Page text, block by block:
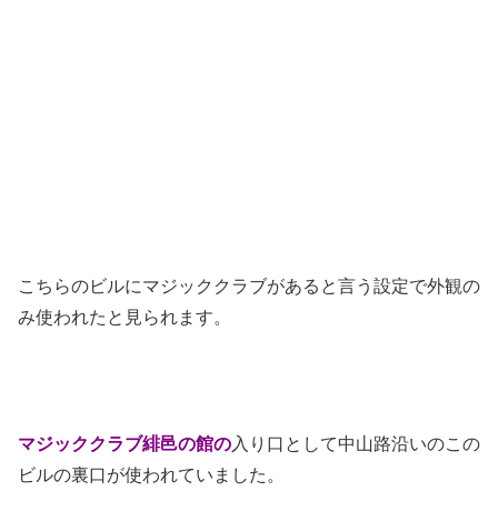
こちらのビルにマジッククラブがあると言う設定で外観の
み使われたと見られます。
マジッククラブ緋邑の館の入り口として中山路沿いのこの
ビルの裏口が使われていました。